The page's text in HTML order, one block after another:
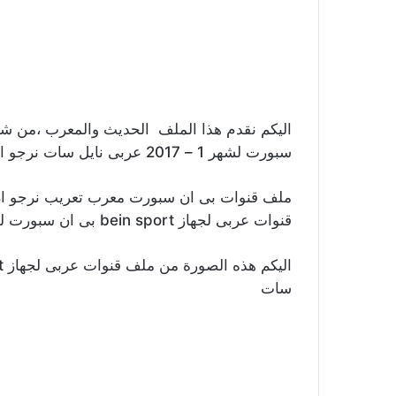
سبورت لشهر 1 – 2017 عربى نايل سات نرجو ان يعجبكم.
ملف قنوات بى ان سبورت معرب تعريب نرجو
قنوات عربى لجهاز bein sport بى ان سبورت لشهر 1 – 2017 عربى نايل سات.
سات